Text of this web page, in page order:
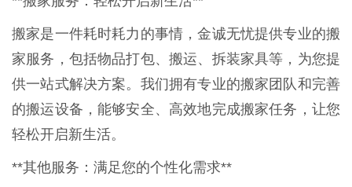
搬家是一件耗时耗力的事情，金诚无忧提供专业的搬
家服务，包括物品打包、搬运、拆装家具等，为您提
供一站式解决方案。我们拥有专业的搬家团队和完善
的搬运设备，能够安全、高效地完成搬家任务，让您
轻松开启新生活。
**其他服务：满足您的个性化需求**